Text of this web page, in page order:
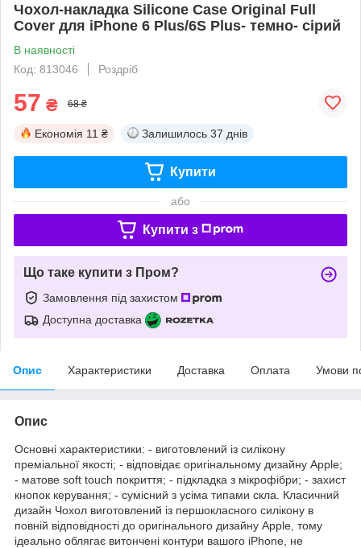
Чохол-накладка Silicone Case Original Full
Cover для iPhone 6 Plus/6S Plus- темно- сірий
В наявності
Код: 813046
Роздріб
57 ₴ 68 ₴
Економія 11 ₴ Залишилось 37 днів
Купити
або
Купити з
Що таке купити з Пром?
Замовлення під захистом
Доступна доставка
Опис Характеристики Доставка Оплата Умови
Опис
Основні характеристики: - виготовлений із силікону
преміальної якості; - відповідає оригінальному дизайну Apple;
- матове soft touch покриття; - підкладка з мікрофібри; - захист
кнопок керування; - сумісний з усіма типами скла. Класичний
дизайн Чохол виготовлений із першокласного силікону в
повній відповідності до оригінального дизайну Apple, тому
ідеально облягає витончені контури вашого iPhone, не